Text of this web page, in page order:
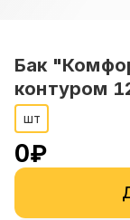
Бак
контуром
шт
0₽